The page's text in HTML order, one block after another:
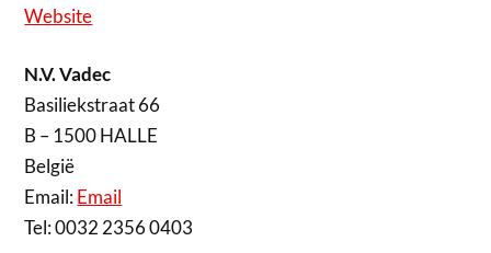
Website
N.V. Vadec
Basiliekstraat 66
B – 1500 HALLE
België
Email:Email
Tel: 0032 2356 0403